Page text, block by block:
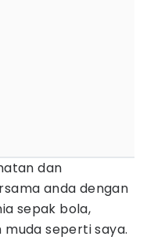
dan
anda dengan
sepak bola,
seperti saya.